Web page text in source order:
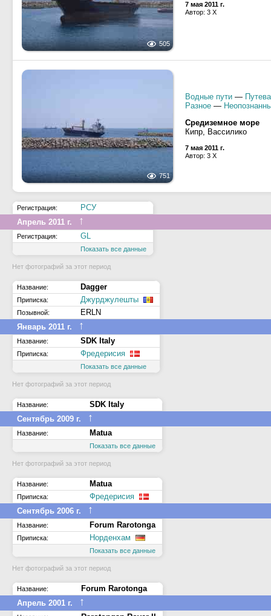
505
7 мая 2011 г.
Автор: 3 X
751
Водные пути —
Разное —
Средиземное море
Кипр, Вассилико
7 мая 2011 г.
Автор: 3 X
Регистрация:
РСУ
Апрель 2011 г.
↑
Регистрация: GL
Показать все данные
Нет фотографий за этот период
Название: Dagger
Приписка: Джурджулешты
Позывной:
ERLN
Январь 2011 г.
↑
Название: SDK Italy
Приписка: Фредерисия
Показать все данные
Нет фотографий за этот период
Название:
SDK Italy
Сентябрь 2009 г.
↑
Название: Matua
Показать все данные
Нет фотографий за этот период
Название: Matua
Приписка:
Фредерисия
Сентябрь 2006 г.
↑
Название: Forum Rarotonga
Приписка: Норденхам
Показать все данные
Нет фотографий за этот период
Название:
Forum Rarotonga
Апрель 2001 г.
↑